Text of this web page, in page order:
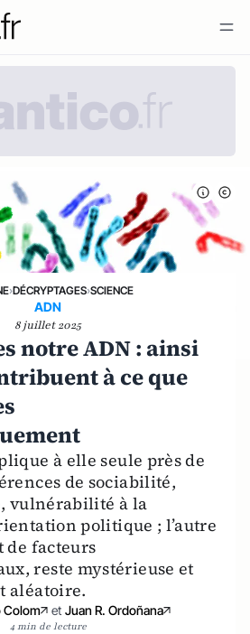
›DÉCRYPTAGES›SCIENCE
ADN
8 juillet 2025
notre ADN : ainsi
à ce que
à elle seule près de
de sociabilité,
vulnérabilité à la
politique ; l’autre
facteurs
reste mystérieuse et
aléatoire.
Colom et Juan R. Ordoñana
4 min de lecture